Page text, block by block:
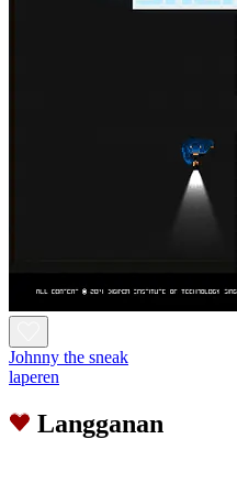
Johnny the sneak
laperen
Langganan